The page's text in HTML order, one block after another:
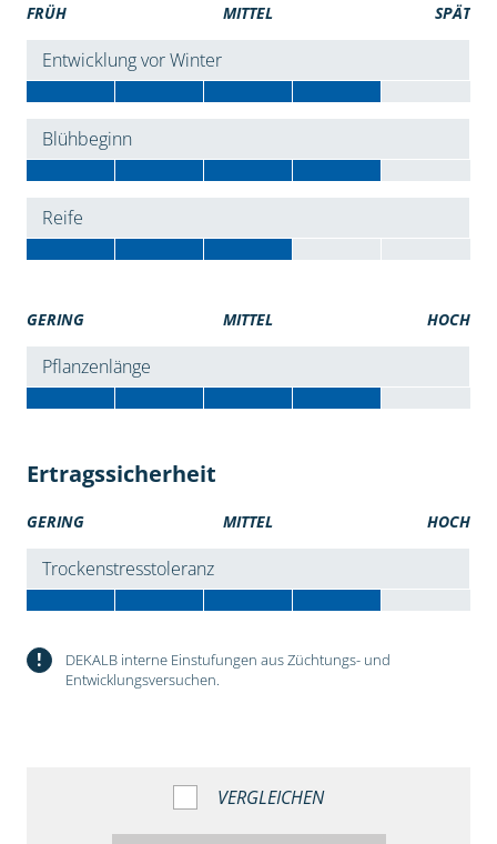
FRÜH MITTEL SPÄT
Entwicklung vor Winter
Blühbeginn
Reife
GERING MITTEL HOCH
Pflanzenlänge
Ertragssicherheit
GERING MITTEL HOCH
Trockenstresstoleranz
!
DEKALB interne Einstufungen aus Züchtungs- und
Entwicklungsversuchen.
VERGLEICHEN